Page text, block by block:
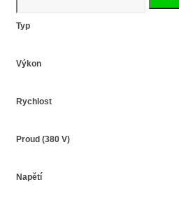
brzdou
0.18kW
množství
Typ
Výkon
Rychlost
Proud (380 V)
Napětí